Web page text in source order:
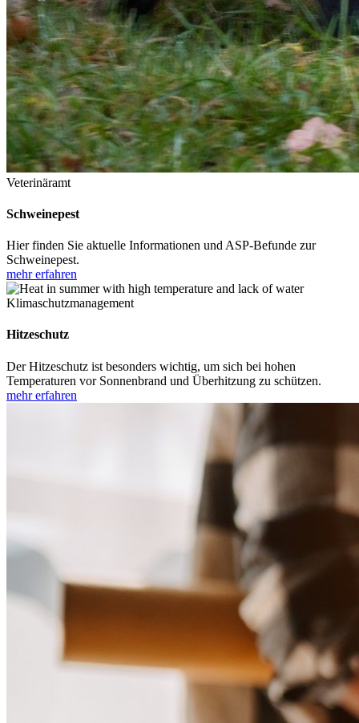
Veterinäramt
Schweinepest
Hier finden Sie aktuelle Informationen und ASP-Befunde zur
Schweinepest.
mehr erfahren
Klimaschutzmanagement
Hitzeschutz
Der Hitzeschutz ist besonders wichtig, um sich bei hohen
Temperaturen vor Sonnenbrand und Überhitzung zu schützen.
mehr erfahren